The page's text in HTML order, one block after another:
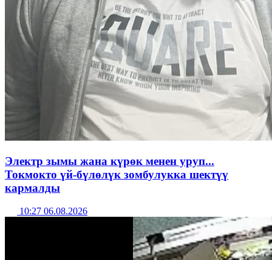
Электр зымы жана күрөк менен уруп...
Токмокто үй-бүлөлүк зомбулукка шектүү
кармалды
10:27 06.08.2026